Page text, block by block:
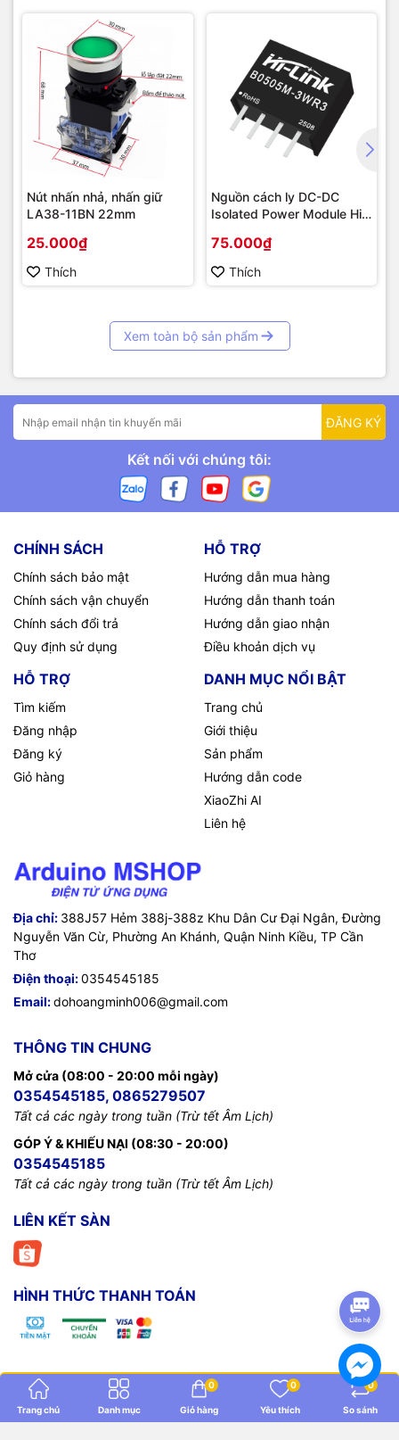
Nút nhấn nhả, nhấn giữ
LA38-11BN 22mm
25.000₫
Thích
Nguồn cách ly DC-DC
Isolated Power Module Hi-
75.000₫
Thích
Xem toàn bộ sản phẩm
ĐĂNG KÝ
Kết nối với chúng tôi:
CHÍNH SÁCH
Chính sách bảo mật
Chính sách vận chuyển
Chính sách đổi trả
Quy định sử dụng
HỖ TRỢ
Hướng dẫn mua hàng
Hướng dẫn thanh toán
Hướng dẫn giao nhận
Điều khoản dịch vụ
HỖ TRỢ
Tìm kiếm
Đăng nhập
Đăng ký
Giỏ hàng
DANH MỤC NỔI BẬT
Trang chủ
Giới thiệu
Sản phẩm
Hướng dẫn code
XiaoZhi AI
Liên hệ
Địa chỉ: 388J57 Hẻm 388j-388z Khu Dân Cư Đại Ngân, Đường
Nguyễn Văn Cừ, Phường An Khánh, Quận Ninh Kiều, TP Cần
Thơ
Điện thoại:0354545185
Email:dohoangminh006@gmail.com
THÔNG TIN CHUNG
Mở cửa (08:00 - 20:00 mỗi ngày)
0354545185, 0865279507
Tất cả các ngày trong tuần (Trừ tết Âm Lịch)
GÓP Ý & KHIẾU NẠI (08:30 - 20:00)
0354545185
Tất cả các ngày trong tuần (Trừ tết Âm Lịch)
LIÊN KẾT SÀN
HÌNH THỨC THANH TOÁN
Arduino Mshop
Trang chủ Danh mục Giỏ hàng
0
Yêu thích
0
So sánh
0